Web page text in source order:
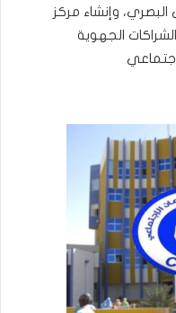
وإنشاء مركز
الجهوية